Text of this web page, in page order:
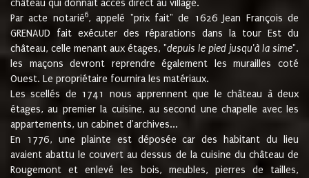
château qui donnait accès direct au village.
Par acte notarié6, appelé "prix fait" de 1626 Jean François de
GRENAUD fait exécuter des réparations dans la tour Est du
château, celle menant aux étages, "depuis le pied jusqu'à la sime".
les maçons devront reprendre également les murailles coté
Ouest. Le propriétaire fournira les matériaux.
Les scellés de 1741 nous apprennent que le château à deux
étages, au premier la cuisine, au second une chapelle avec les
appartements, un cabinet d'archives...
En 1776, une plainte est déposée car des habitant du lieu
avaient abattu le couvert au dessus de la cuisine du château de
Rougemont et enlevé les bois, meubles, pierres de tailles,